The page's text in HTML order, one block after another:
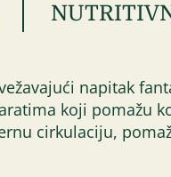
napitak
koji pomažu
cirkulaciju,